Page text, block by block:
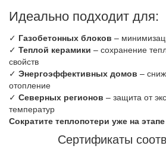
Идеально подходит для:
✓ Газобетонных блоков –
✓ Теплой керамики – сохранение
свойств
✓ Энергоэффективных домов –
отопление
✓ Северных регионов – защита от
температур
Сократите теплопотери уже на
Сертификаты